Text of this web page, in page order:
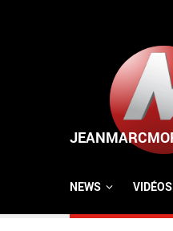
NEWS VIDÉOS